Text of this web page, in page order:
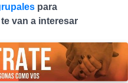
para
van a interesar